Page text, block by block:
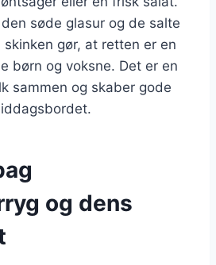
søde glasur og de salte
gør, at retten er en
børn og voksne. Det er en
sammen og skaber gode
og dens